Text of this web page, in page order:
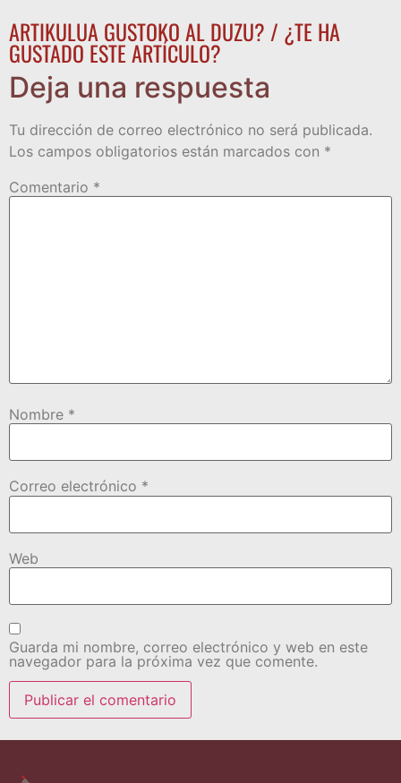
ARTIKULUA GUSTOKO AL DUZU? / ¿TE HA
GUSTADO ESTE ARTÍCULO?
Deja una respuesta
Tu dirección de correo electrónico no será publicada.
Los campos obligatorios están marcados con *
Comentario *
Nombre *
Correo electrónico *
Web
Guarda mi nombre, correo electrónico y web en este
navegador para la próxima vez que comente.